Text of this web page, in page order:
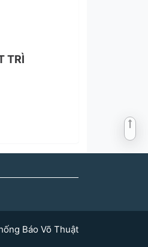
TRÌ
Báo Võ Thuật